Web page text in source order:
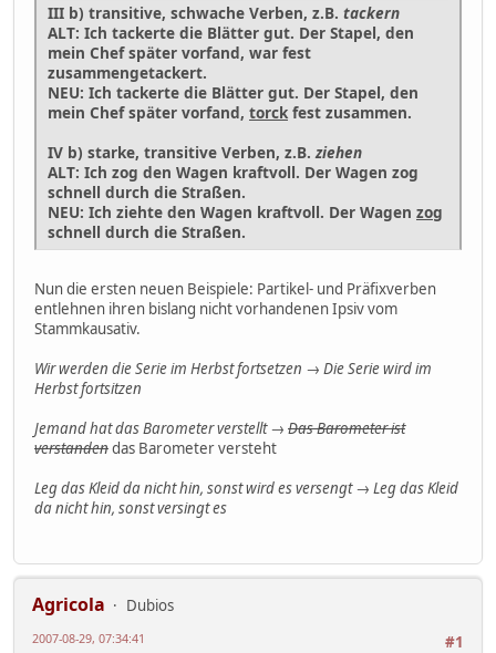
III b) transitive, schwache Verben, z.B. tackern
ALT: Ich tackerte die Blätter gut. Der Stapel, den
mein Chef später vorfand, war fest
zusammengetackert.
NEU: Ich tackerte die Blätter gut. Der Stapel, den
mein Chef später vorfand, torck fest zusammen.
IV b) starke, transitive Verben, z.B. ziehen
ALT: Ich zog den Wagen kraftvoll. Der Wagen zog
schnell durch die Straßen.
NEU: Ich ziehte den Wagen kraftvoll. Der Wagen zog
schnell durch die Straßen.
Nun die ersten neuen Beispiele: Partikel- und Präfixverben
entlehnen ihren bislang nicht vorhandenen Ipsiv vom
Stammkausativ.
Wir werden die Serie im Herbst fortsetzen → Die Serie wird im
Herbst fortsitzen
Jemand hat das Barometer verstellt→ Das Barometer ist
verstandendas Barometer versteht
Leg das Kleid da nicht hin, sonst wird es versengt→ Leg das Kleid
da nicht hin, sonst versingt es
Agricola
Dubios
#1
2007-08-29, 07:34:41